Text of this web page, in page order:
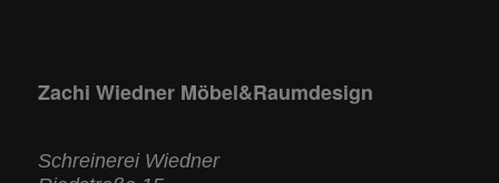
Zachi Wiedner Möbel&Raumdesign
Schreinerei Wiedner